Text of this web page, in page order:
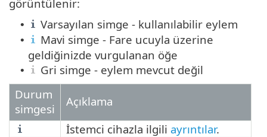
görüntülenir:
• Varsayılan simge - kullanılabilir eylem
•
Mavi simge - Fare ucuyla üzerine
geldiğinizde vurgulanan öğe
•
Gri simge - eylem mevcut değil
Durum
simgesi
Açıklama
İstemci cihazla ilgili ayrıntılar.